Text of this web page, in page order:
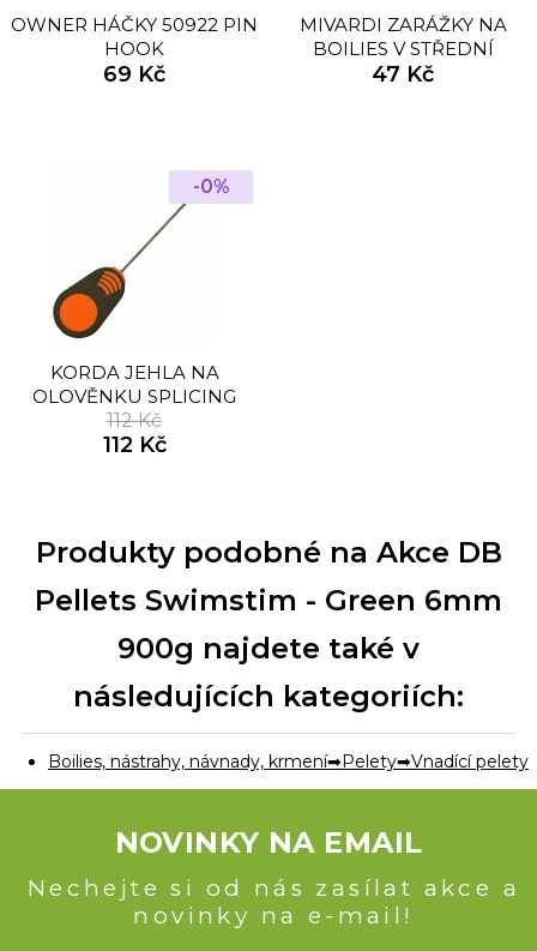
OWNER HÁČKY 50922 PIN
HOOK
69 Kč
MIVARDI ZARÁŽKY NA
BOILIES V STŘEDNÍ
PRŮHLEDNÉ
47 Kč
KORDA JEHLA NA
OLOVĚNKU SPLICING
NEEDLE
-0%
112 Kč
112 Kč
Produkty podobné na Akce DB
Pellets Swimstim - Green 6mm
900g najdete také v
následujících kategoriích:
Boilies, nástrahy, návnady, krmení Pelety Vnadící pelety
NOVINKY NA EMAIL
Nechejte si od nás zasílat akce a
novinky na e-mail!